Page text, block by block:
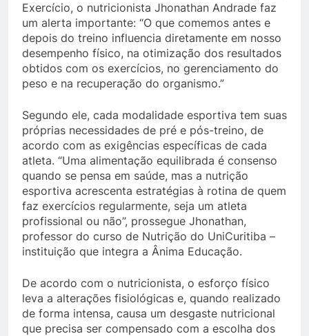
Exercício, o nutricionista Jhonathan Andrade faz
um alerta importante: “O que comemos antes e
depois do treino influencia diretamente em nosso
desempenho físico, na otimização dos resultados
obtidos com os exercícios, no gerenciamento do
peso e na recuperação do organismo.”
Segundo ele, cada modalidade esportiva tem suas
próprias necessidades de pré e pós-treino, de
acordo com as exigências específicas de cada
atleta. “Uma alimentação equilibrada é consenso
quando se pensa em saúde, mas a nutrição
esportiva acrescenta estratégias à rotina de quem
faz exercícios regularmente, seja um atleta
profissional ou não”, prossegue Jhonathan,
professor do curso de Nutrição do UniCuritiba –
instituição que integra a Ânima Educação.
De acordo com o nutricionista, o esforço físico
leva a alterações fisiológicas e, quando realizado
de forma intensa, causa um desgaste nutricional
que precisa ser compensado com a escolha dos